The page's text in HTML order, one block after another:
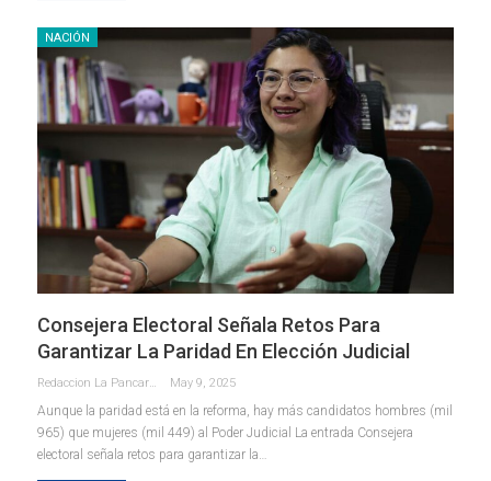
NACIÓN
Consejera Electoral Señala Retos Para
Garantizar La Paridad En Elección Judicial
Redaccion La Pancarta De Quintana Roo May 9, 2025
Aunque la paridad está en la reforma, hay más candidatos hombres (mil
965) que mujeres (mil 449) al Poder Judicial La entrada Consejera
electoral señala retos para garantizar la…